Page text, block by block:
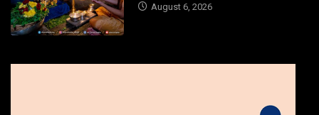
August 6, 2026